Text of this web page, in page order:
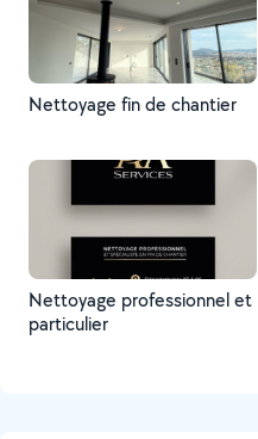
Nettoyage fin de chantier
Nettoyage professionnel et
particulier